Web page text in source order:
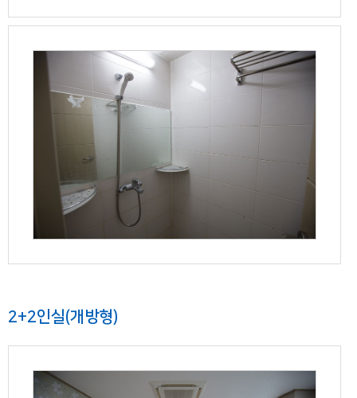
2+2인실(개방형)